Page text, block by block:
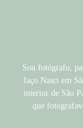
Sou fotógrafo,
faço.Nasci em
interior de São
que